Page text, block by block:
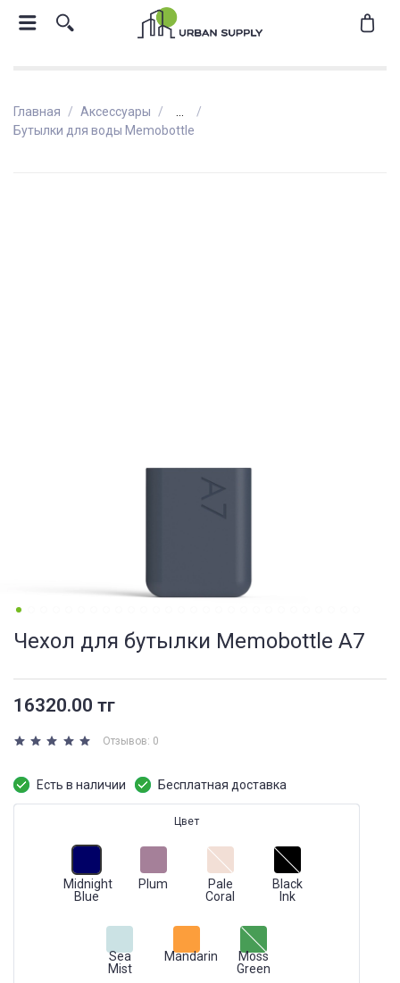
Главная Аксессуары
Бутылки для воды Memobottle
Чехол для бутылки Memobottle A7
16320.00 тг
Отзывов: 0
Есть в наличии Бесплатная доставка
Цвет
Midnight
Blue
Plum
Pale
Coral
Black
Ink
Sea
Mist
Mandarin
Moss
Green